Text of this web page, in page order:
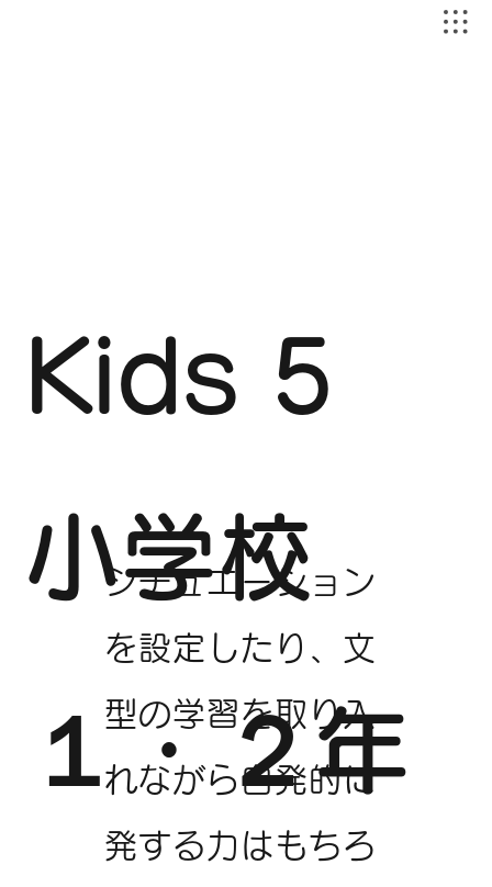
シチュエーション
を設定したり、文
型の学習を取り入
れながら自発的に
発する力はもちろ
Kids 5
小学校
１・２年